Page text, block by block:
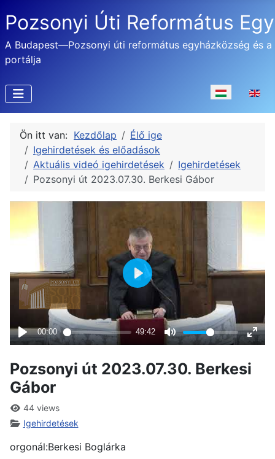
Pozsonyi Úti Református
A Budapest—Pozsonyi úti református egyházközség és a
portálja
Válasszon
Ön itt van: Kezdőlap
Élő ige
Igehirdetések és előadások
Aktuális videó igehirdetések
Igehirdetések
Pozsonyi út 2023.07.30. Berkesi Gábor
Pozsonyi út 2023.07.30. Berkesi
Gábor
44 views
Igehirdetések
orgonál:Berkesi Boglárka